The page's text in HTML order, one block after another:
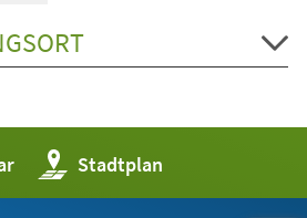
Stadtplan
(Öffnet
in
einem